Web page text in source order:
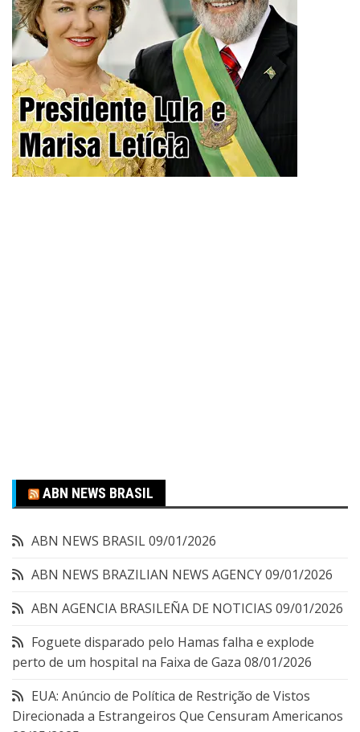
ABN NEWS BRASIL
ABN NEWS BRASIL09/01/2026
ABN NEWS BRAZILIAN NEWS AGENCY09/01/2026
ABN AGENCIA BRASILEÑA DE NOTICIAS 09/01/2026
Foguete disparado pelo Hamas falha e explode
perto de um hospital na Faixa de Gaza 08/01/2026
EUA: Anúncio de Política de Restrição de Vistos
Direcionada a Estrangeiros Que Censuram Americanos